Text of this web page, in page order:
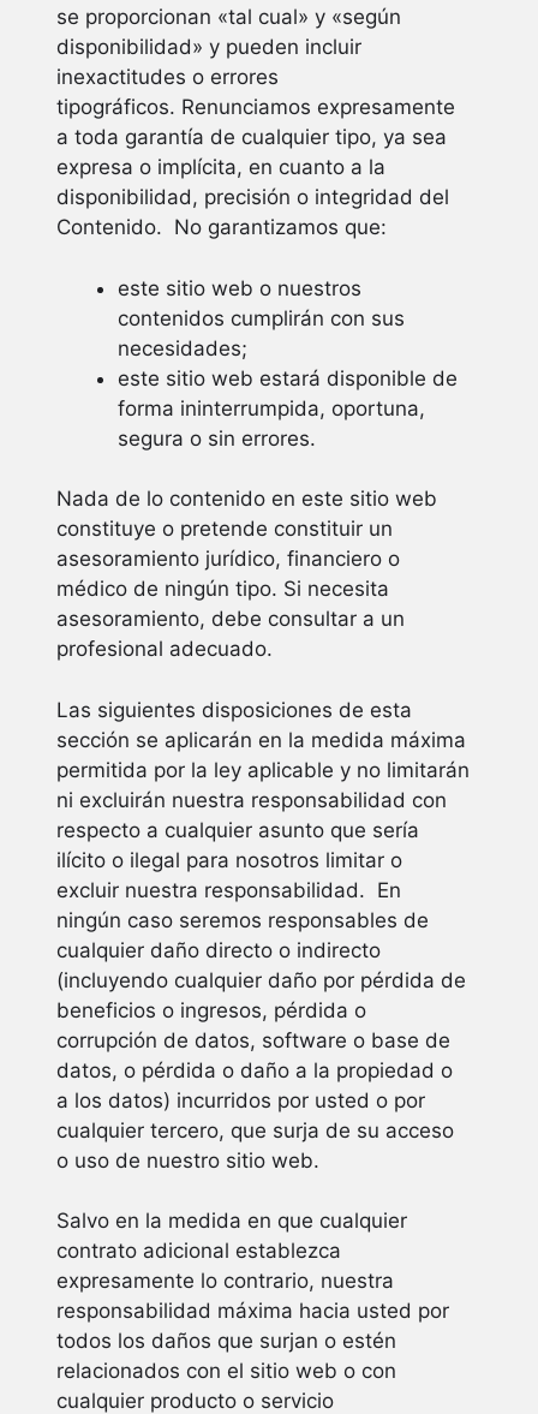
se proporcionan «tal cual» y «según
disponibilidad» y pueden incluir
inexactitudes o errores
tipográficos. Renunciamos expresamente
a toda garantía de cualquier tipo, ya sea
expresa o implícita, en cuanto a la
disponibilidad, precisión o integridad del
Contenido. No garantizamos que:
este sitio web o nuestros
contenidos cumplirán con sus
necesidades;
este sitio web estará disponible de
forma ininterrumpida, oportuna,
segura o sin errores.
Nada de lo contenido en este sitio web
constituye o pretende constituir un
asesoramiento jurídico, financiero o
médico de ningún tipo. Si necesita
asesoramiento, debe consultar a un
profesional adecuado.
Las siguientes disposiciones de esta
sección se aplicarán en la medida máxima
permitida por la ley aplicable y no limitarán
ni excluirán nuestra responsabilidad con
respecto a cualquier asunto que sería
ilícito o ilegal para nosotros limitar o
excluir nuestra responsabilidad. En
ningún caso seremos responsables de
cualquier daño directo o indirecto
(incluyendo cualquier daño por pérdida de
beneficios o ingresos, pérdida o
corrupción de datos, software o base de
datos, o pérdida o daño a la propiedad o
a los datos) incurridos por usted o por
cualquier tercero, que surja de su acceso
o uso de nuestro sitio web.
Salvo en la medida en que cualquier
contrato adicional establezca
expresamente lo contrario, nuestra
responsabilidad máxima hacia usted por
todos los daños que surjan o estén
relacionados con el sitio web o con
cualquier producto o servicio